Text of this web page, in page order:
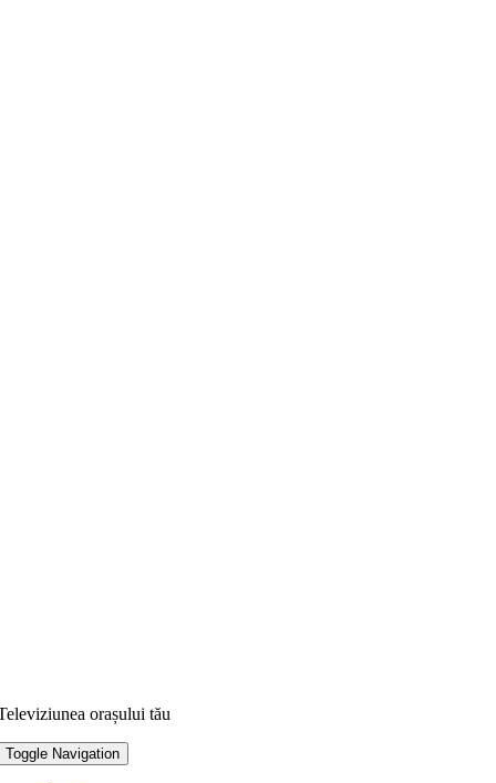
orașului tău
Toggle Navigation